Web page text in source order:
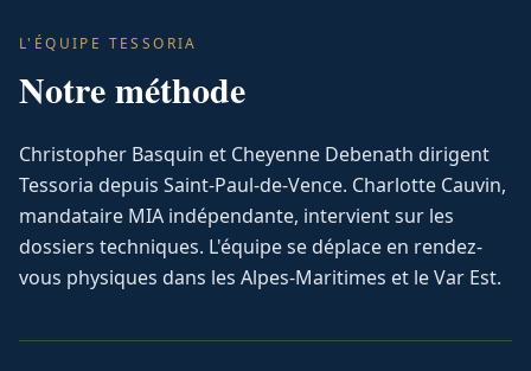
L'ÉQUIPE TESSORIA
Notre méthode
Christopher Basquin et Cheyenne Debenath dirigent
Tessoria depuis Saint-Paul-de-Vence. Charlotte Cauvin,
mandataire MIA indépendante, intervient sur les
dossiers techniques. L'équipe se déplace en rendez-
vous physiques dans les Alpes-Maritimes et le Var Est.